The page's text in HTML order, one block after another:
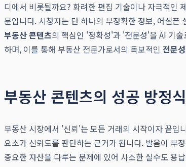
디에서 비롯될까요? 화려한 편집 기술이나 자극적인
문입니다. 시청자는 단 하나의 부정확한 정보, 어설픈
부동산 콘텐츠의 핵심인 '정확성'과 '전문성'을 AI 기
하며, 이를 통해 부동산 전문가로서의 독보적인 전문성
부동산 콘텐츠의 성공 방정
부동산 시장에서 '신뢰'는 모든 거래의 시작이자 끝입
요소가 신뢰도를 판단하는 근거가 됩니다. 발음이 부
중요한 자산을 다루는 문제에 있어 사소한 실수도 용